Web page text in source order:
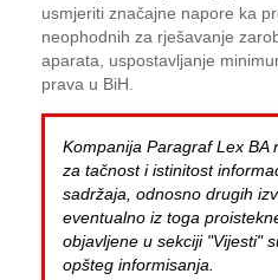
usmjeriti značajne napore ka
neophodnih za rješavanje
aparata, uspostavljanje
prava u BiH.
Kompanija Paragraf Lex BA
za tačnost i istinitost
sadržaja, odnosno drugih
eventualno iz toga
objavljene u sekciji "Vijesti"
opšteg informisanja.